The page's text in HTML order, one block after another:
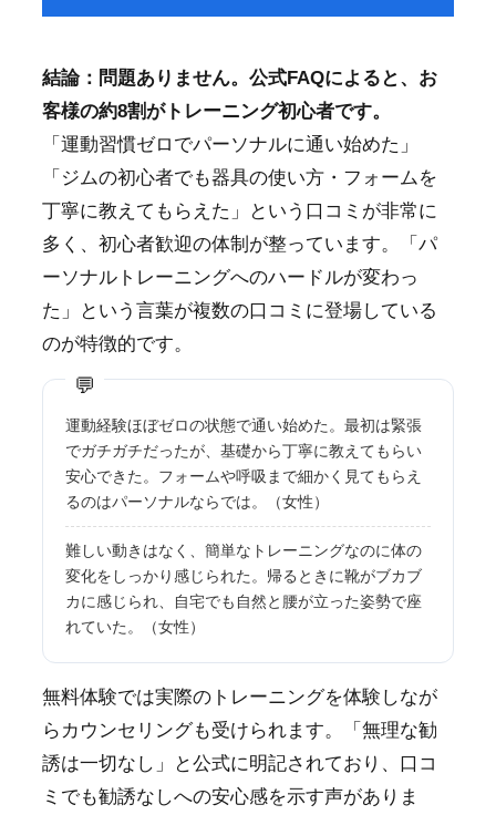
結論：問題ありません。公式FAQによると、お
客様の約8割がトレーニング初心者です。
「運動習慣ゼロでパーソナルに通い始めた」
「ジムの初心者でも器具の使い方・フォームを
丁寧に教えてもらえた」という口コミが非常に
多く、初心者歓迎の体制が整っています。「パ
ーソナルトレーニングへのハードルが変わっ
た」という言葉が複数の口コミに登場している
のが特徴的です。
運動経験ほぼゼロの状態で通い始めた。最初は緊張
でガチガチだったが、基礎から丁寧に教えてもらい
安心できた。フォームや呼吸まで細かく見てもらえ
るのはパーソナルならでは。（女性）
難しい動きはなく、簡単なトレーニングなのに体の
変化をしっかり感じられた。帰るときに靴がブカブ
カに感じられ、自宅でも自然と腰が立った姿勢で座
れていた。（女性）
無料体験では実際のトレーニングを体験しなが
らカウンセリングも受けられます。「無理な勧
誘は一切なし」と公式に明記されており、口コ
ミでも勧誘なしへの安心感を示す声がありま